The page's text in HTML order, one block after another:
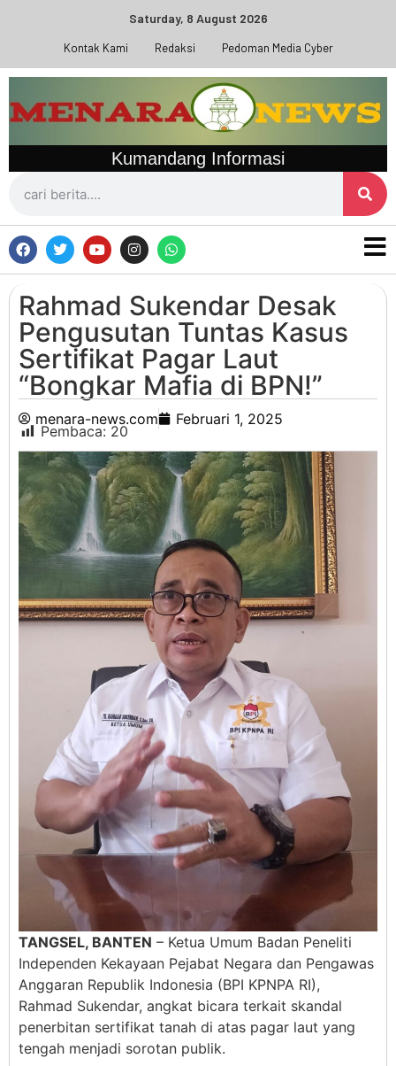
Saturday, 8 August 2026
Kontak Kami Redaksi Pedoman Media Cyber
Kumandang Informasi
Rahmad Sukendar Desak
Pengusutan Tuntas Kasus
Sertifikat Pagar Laut
“Bongkar Mafia di BPN!”
menara-news.com Februari 1, 2025
Pembaca: 20
TANGSEL, BANTEN – Ketua Umum Badan Peneliti
Independen Kekayaan Pejabat Negara dan Pengawas
Anggaran Republik Indonesia (BPI KPNPA RI),
Rahmad Sukendar, angkat bicara terkait skandal
penerbitan sertifikat tanah di atas pagar laut yang
tengah menjadi sorotan publik.